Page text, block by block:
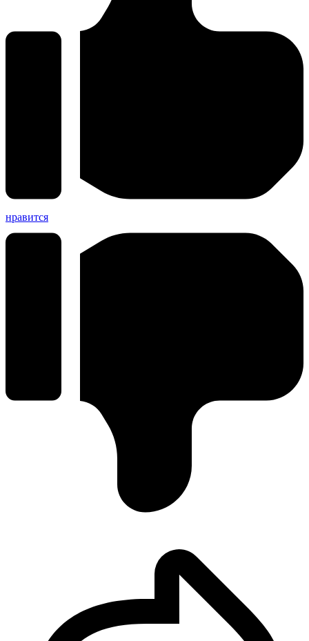
нравится